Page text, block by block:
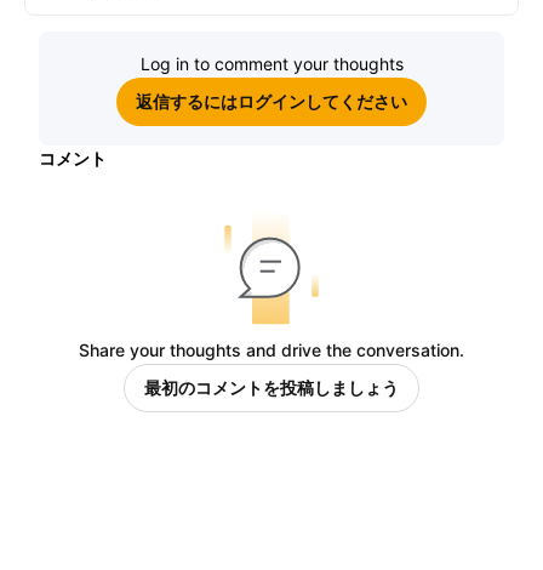
Log in to comment your thoughts
返信するにはログインしてください
コメント
Share your thoughts and drive the conversation.
最初のコメントを投稿しましょう